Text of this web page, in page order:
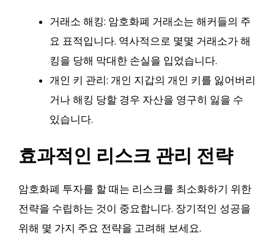
거래소 해킹: 암호화폐 거래소는 해커들의 주
요 표적입니다. 역사적으로 몇몇 거래소가 해
킹을 당해 막대한 손실을 입었습니다.
개인 키 관리: 개인 지갑의 개인 키를 잃어버리
거나 해킹 당할 경우 자산을 영구히 잃을 수
있습니다.
효과적인 리스크 관리 전략
암호화폐 투자를 할 때는 리스크를 최소화하기 위한
전략을 수립하는 것이 중요합니다. 장기적인 성공을
위해 몇 가지 주요 전략을 고려해 보세요.